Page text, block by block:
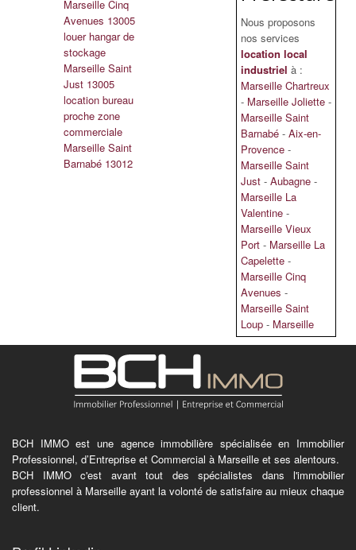
Marseille Cinq
Avenues 13005
louer hangar de
stockage
Marseille Saint
Just 13005
location bureau
proche zone
commerciale
Marseille Saint
Barnabé 13012
Nous proposons
nos services
location local
industriel à :
Marseille Chartreux
- Marseille Joliette -
Marseille Saint
Barnabé - Aix-en-
Provence -
Marseille Saint
Just - Aubagne -
Marseille La
Valentine -
Marseille Vieux
Port - Marseille La
Capelette -
Marseille Cinq
Avenues -
Marseille Saint
Loup - Marseille
BCH IMMO est une agence immobilière spécialisée en Immobilier
Professionnel, d’Entreprise et Commercial à Marseille et ses alentours.
BCH IMMO c'est avant tout des spécialistes dans l'immobilier
professionnel à Marseille ayant la volonté de satisfaire au mieux chaque
client.